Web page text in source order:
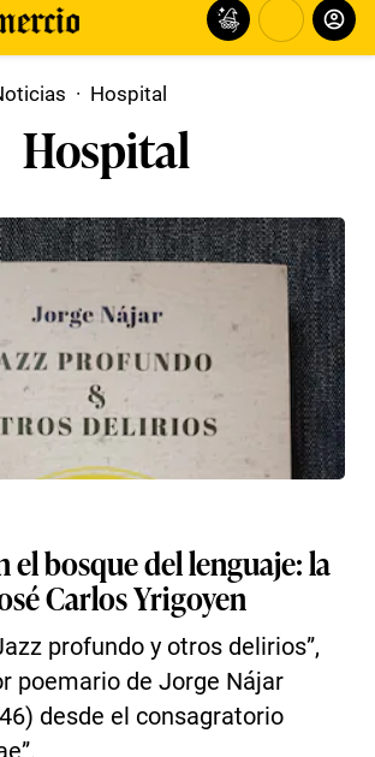
· Hospital
Hospital
el bosque del lenguaje: la
Carlos Yrigoyen
profundo y otros delirios”,
poemario de Jorge Nájar
desde el consagratorio